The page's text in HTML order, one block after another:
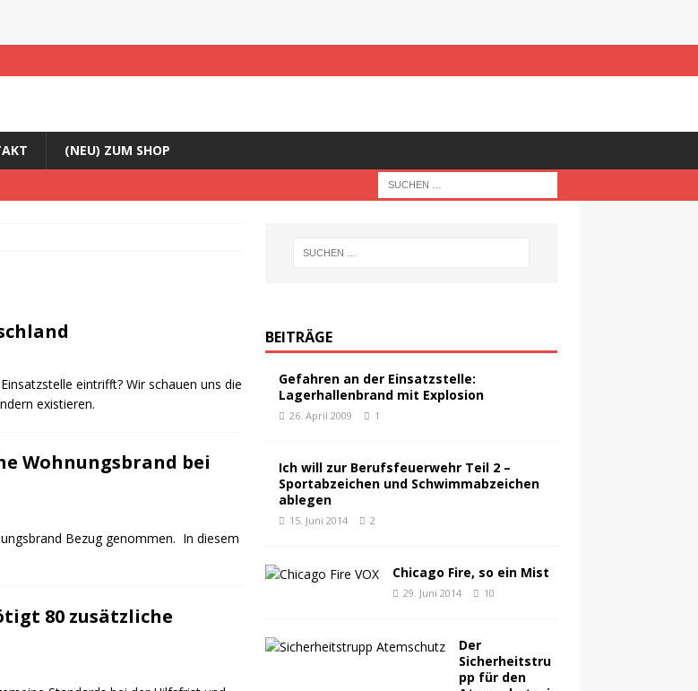
(NEU) ZUM SHOP
eintrifft? Wir schauen uns die
existieren.
Wohnungsbrand bei
Bezug genommen. In diesem
80 zusätzliche
BEITRÄGE
Gefahren an der Einsatzstelle:
Lagerhallenbrand mit Explosion
26. April 2009 1
Ich will zur Berufsfeuerwehr Teil 2 –
Sportabzeichen und Schwimmabzeichen
ablegen
15. Juni 2014 2
Chicago Fire, so ein Mist
29. Juni 2014 10
Der
Sicherheitstru
pp für den